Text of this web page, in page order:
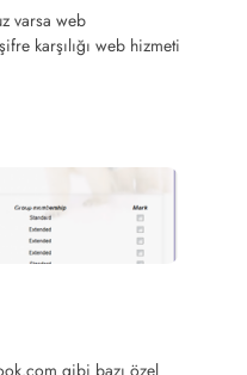
varsa web
karşılığı web hizmeti
gibi bazı özel